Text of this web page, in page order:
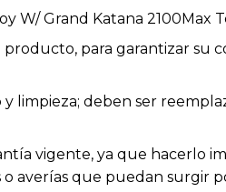
W/ Grand Katana 2100Max
para garantizar su
limpieza; deben ser
vigente, ya que hacerlo
o averías que puedan surgir